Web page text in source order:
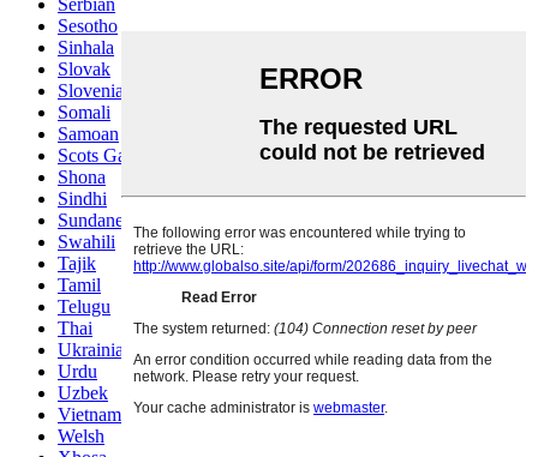
Sesotho
Sinhala
Slovak
Slovenian
Somali
Samoan
Scots Gaelic
Shona
Sindhi
Sundanese
Swahili
Tajik
Tamil
Telugu
Thai
Ukrainian
Urdu
Uzbek
Vietnamese
Welsh